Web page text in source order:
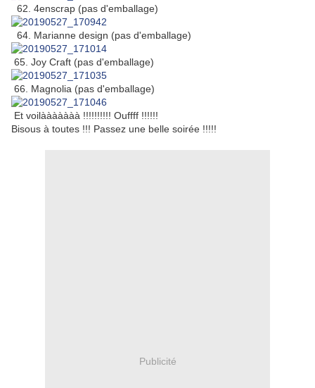
62. 4enscrap (pas d'emballage)
64. Marianne design (pas d'emballage)
65. Joy Craft (pas d'emballage)
66. Magnolia (pas d'emballage)
Et voilààààààà !!!!!!!!!! Ouffff !!!!!!
Bisous à toutes !!! Passez une belle soirée !!!!!
Publicité